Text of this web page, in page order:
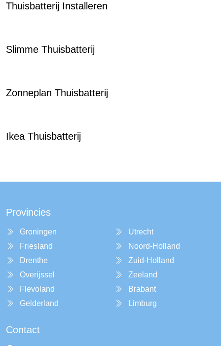
Thuisbatterij Installeren
Slimme Thuisbatterij
Zonneplan Thuisbatterij
Ikea Thuisbatterij
Provincies
Groningen
Friesland
Drenthe
Overijssel
Flevoland
Gelderland
Utrecht
Noord-Holland
Zuid-Holland
Zeeland
Brabant
Limburg
Contact